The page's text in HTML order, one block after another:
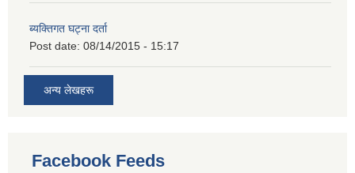
ब्यक्तिगत घट्ना दर्ता
Post date: 08/14/2015 - 15:17
अन्य लेखहरू
Facebook Feeds